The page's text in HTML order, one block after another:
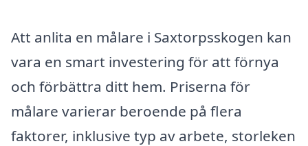
Att anlita en målare i Saxtorpsskogen kan
vara en smart investering för att förnya
och förbättra ditt hem. Priserna för
målare varierar beroende på flera
faktorer, inklusive typ av arbete, storleken